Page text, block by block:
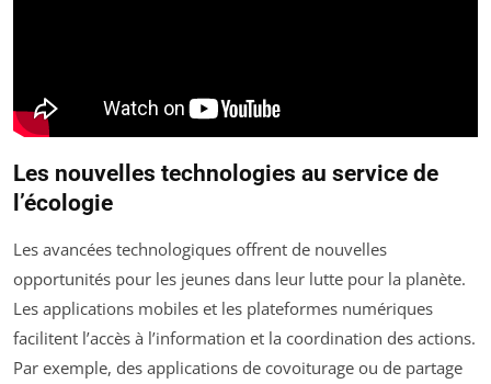
Les nouvelles technologies au service de
l’écologie
Les avancées technologiques offrent de nouvelles
opportunités pour les jeunes dans leur lutte pour la planète.
Les applications mobiles et les plateformes numériques
facilitent l’accès à l’information et la coordination des actions.
Par exemple, des applications de covoiturage ou de partage